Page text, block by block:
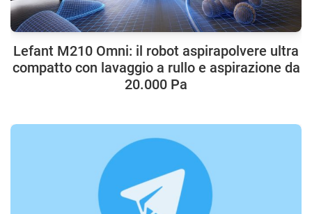
Lefant M210 Omni: il robot aspirapolvere ultra
compatto con lavaggio a rullo e aspirazione da
20.000 Pa